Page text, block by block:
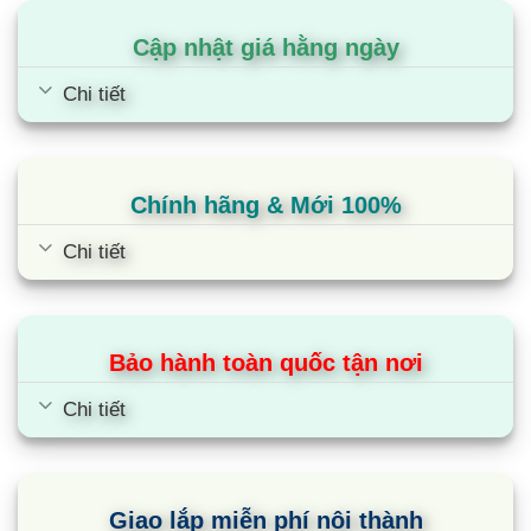
quá trình hoạt động.
Thêm vào đó, gas R32 còn được biết đến như một
giải pháp thân thiện với môi trường, giảm thiểu tác
là lựa chọn lý tưởng cho những ai có mong muốn
vừa tận hưởng không gian mát lạnh, vừa góp phần
bảo vệ môi trường sống.
Chế độ Eco hỗ trợ máy tiết kiệm năng lượng điện
Bên cạnh gas R32, máy lạnh TCL TAC-
nâng cao hiệu quả tiết kiệm năng lượng. Ở chế độ
này, máy lạnh sẽ điều chỉnh công suất hoạt động
tiêu thụ đáng kể. Mặc dù vậy, máy vẫn đảm bảo
Cập nhật giá hằng ngày
Chi tiết
Chính hãng & Mới 100%
Chi tiết
Bảo hành toàn quốc tận nơi
Chi tiết
Giao lắp miễn phí nội thành